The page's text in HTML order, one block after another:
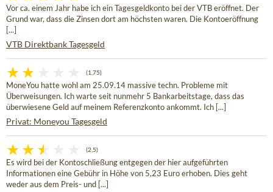
Vor ca. einem Jahr habe ich ein Tagesgeldkonto bei der VTB eröffnet. Der
Grund war, dass die Zinsen dort am höchsten waren. Die Kontoeröffnung
[...]
VTB Direktbank Tagesgeld
(1,75)
MoneYou hatte wohl am 25.09.14 massive techn. Probleme mit
Überweisungen. Ich warte seit nunmehr 5 Bankarbeitstage, dass das
überwiesene Geld auf meinem Referenzkonto ankommt. Ich [...]
Privat: Moneyou Tagesgeld
(2,5)
Es wird bei der Kontoschließung entgegen der hier aufgeführten
Informationen eine Gebühr in Höhe von 5,23 Euro erhoben. Dies geht
weder aus dem Preis- und [...]